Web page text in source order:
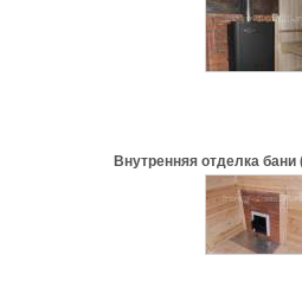
Внутренняя отделка бани